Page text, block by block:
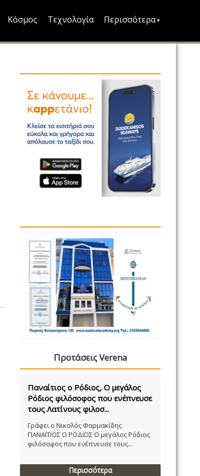
Κόσμος Τεχνολογία Περισσότερα
Προτάσεις Verena
Παναίτιος ο Ρόδιος, Ο μεγάλος
Ρόδιος φιλόσοφος που ενέπνευσε
τους Λατίνους φιλοσ...
Γράφει ο Νικολός Φαρμακίδης
ΠΑΝΑΙΤΙΟΣ Ο ΡΟΔΙΟΣ Ο μεγάλος Ρόδιος
φιλόσοφος που ενέπνευσε τους...
Περισσότερα